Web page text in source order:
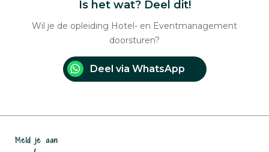
Is het wat? Deel dit!
Wil je de opleiding Hotel- en Eventmanagement
doorsturen?
Deel via WhatsApp
Meld je aan